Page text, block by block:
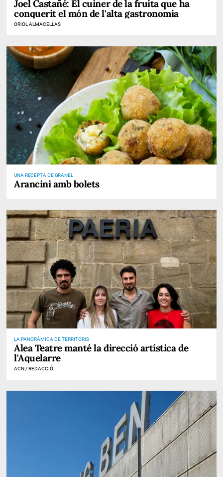
Joel Castañé: El cuiner de la fruita que ha
conquerit el món de l'alta gastronomia
ORIOL ALMACELLAS
UNA RECEPTA DE GRANEL
Arancini amb bolets
LA PANORÀMICA DE TERRITORIS
Alea Teatre manté la direcció artística de
l'Aquelarre
ACN / REDACCIÓ